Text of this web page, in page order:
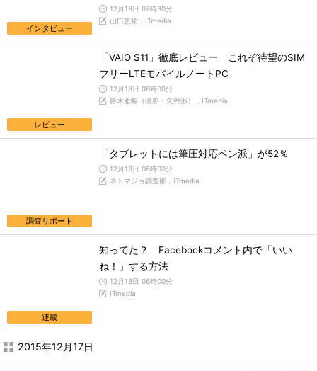
インタビュー
12月18日 07時30分
山口恵祐，ITmedia
レビュー
「VAIO S11」徹底レビュー これぞ待望のSIM
フリーLTEモバイルノートPC
12月18日 06時00分
鈴木雅暢（撮影：矢野渉），ITmedia
調査リポート
「タブレットには筆圧対応ペン派」が52％
12月18日 06時00分
ネトマジョ調査部，ITmedia
連載
知ってた？ Facebookコメント内で「いい
ね！」する方法
12月18日 06時00分
ITmedia
2015年12月17日